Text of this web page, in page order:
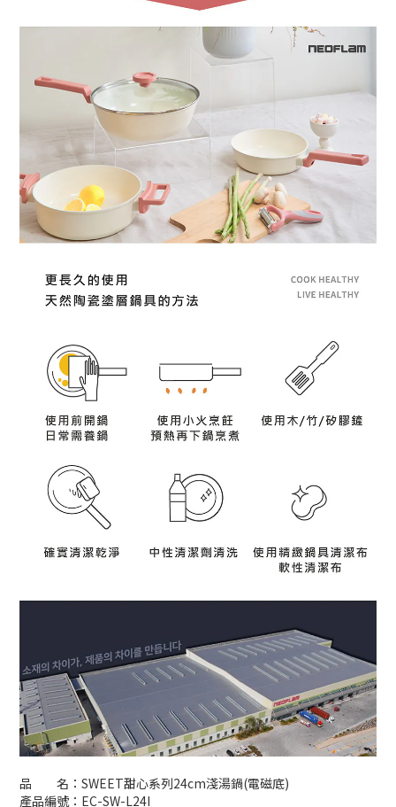
品 名：SWEET甜心系列24cm淺湯鍋(電磁底)
產品編號：EC-SW-L24I